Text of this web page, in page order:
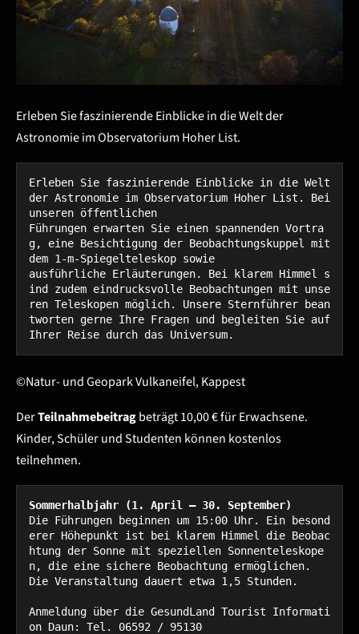
Erleben Sie faszinierende Einblicke in die Welt der
Astronomie im Observatorium Hoher List.
Erleben Sie faszinierende Einblicke in die Welt
der Astronomie im Observatorium Hoher List. Bei
unseren öffentlichen
Führungen erwarten Sie einen spannenden Vortra
g, eine Besichtigung der Beobachtungskuppel mit
dem 1-m-Spiegelteleskop sowie
ausführliche Erläuterungen. Bei klarem Himmel s
ind zudem eindrucksvolle Beobachtungen mit unse
ren Teleskopen möglich. Unsere Sternführer bean
tworten gerne Ihre Fragen und begleiten Sie auf
Ihrer Reise durch das Universum.
©Natur- und Geopark Vulkaneifel, Kappest
DerTeilnahmebeitragbeträgt 10,00 € für Erwachsene.
Kinder, Schüler und Studenten können kostenlos
teilnehmen.
Sommerhalbjahr (1. April – 30. September)
Die Führungen beginnen um 15:00 Uhr. Ein besond
erer Höhepunkt ist bei klarem Himmel die Beobac
htung der Sonne mit speziellen Sonnenteleskope
n, die eine sichere Beobachtung ermöglichen.
Die Veranstaltung dauert etwa 1,5 Stunden.
Anmeldung über die GesundLand Tourist Informati
on Daun: Tel. 06592 / 95130